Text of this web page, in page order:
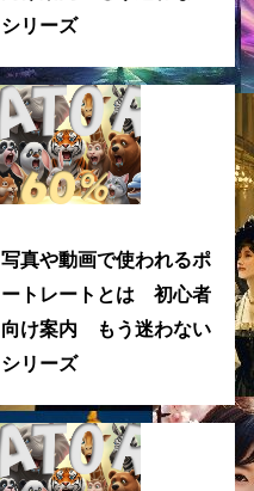
シリーズ
写真や動画で使われるポ
ートレートとは 初心者
向け案内 もう迷わない
シリーズ